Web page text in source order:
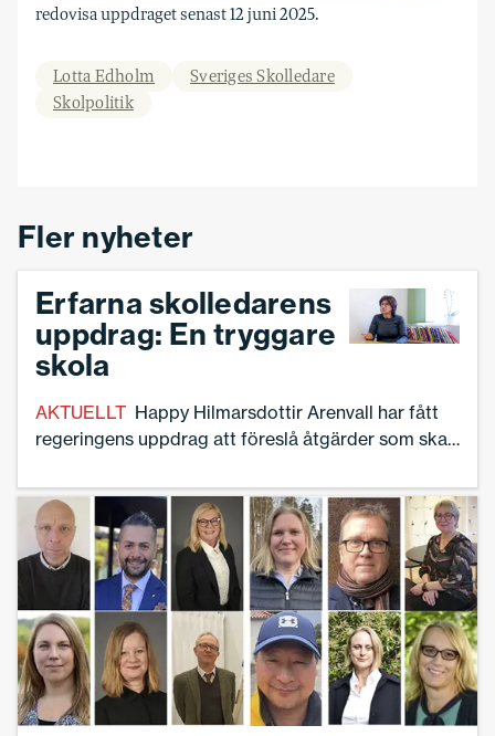
redovisa uppdraget senast 12 juni 2025.
Lotta Edholm
Sveriges Skolledare
Skolpolitik
Fler nyheter
Erfarna skolledarens
uppdrag: En tryggare
skola
AKTUELLT Happy Hilmarsdottir Arenvall har fått
regeringens uppdrag att föreslå åtgärder som ska
skolor. Hon är van vid svåra uppdrag och räds inte
dålig stämning. – I bland måste man våga lyfta det
som verkligen är ett problem i skolan. Jag sätter
alltid barnens behov främst och är lojal med mitt
uppdrag, säger hon.